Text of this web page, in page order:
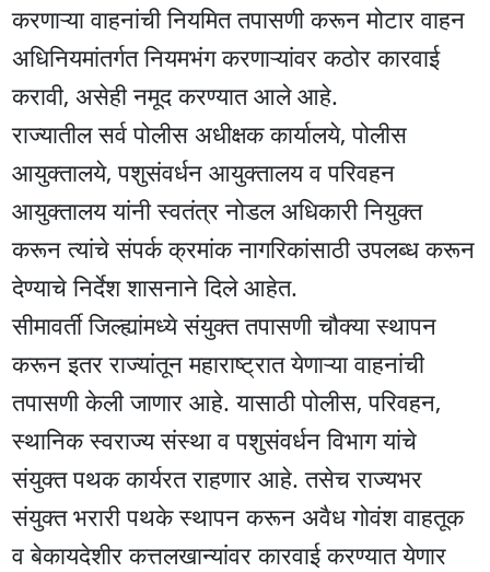
करणाऱ्या वाहनांची नियमित तपासणी करून मोटार वाहन
अधिनियमांतर्गत नियमभंग करणाऱ्यांवर कठोर कारवाई
करावी, असेही नमूद करण्यात आले आहे.
राज्यातील सर्व पोलीस अधीक्षक कार्यालये, पोलीस
आयुक्तालये, पशुसंवर्धन आयुक्तालय व परिवहन
आयुक्तालय यांनी स्वतंत्र नोडल अधिकारी नियुक्त
करून त्यांचे संपर्क क्रमांक नागरिकांसाठी उपलब्ध करून
देण्याचे निर्देश शासनाने दिले आहेत.
सीमावर्ती जिल्ह्यांमध्ये संयुक्त तपासणी चौक्या स्थापन
करून इतर राज्यांतून महाराष्ट्रात येणाऱ्या वाहनांची
तपासणी केली जाणार आहे. यासाठी पोलीस, परिवहन,
स्थानिक स्वराज्य संस्था व पशुसंवर्धन विभाग यांचे
संयुक्त पथक कार्यरत राहणार आहे. तसेच राज्यभर
संयुक्त भरारी पथके स्थापन करून अवैध गोवंश वाहतूक
व बेकायदेशीर कत्तलखान्यांवर कारवाई करण्यात येणार